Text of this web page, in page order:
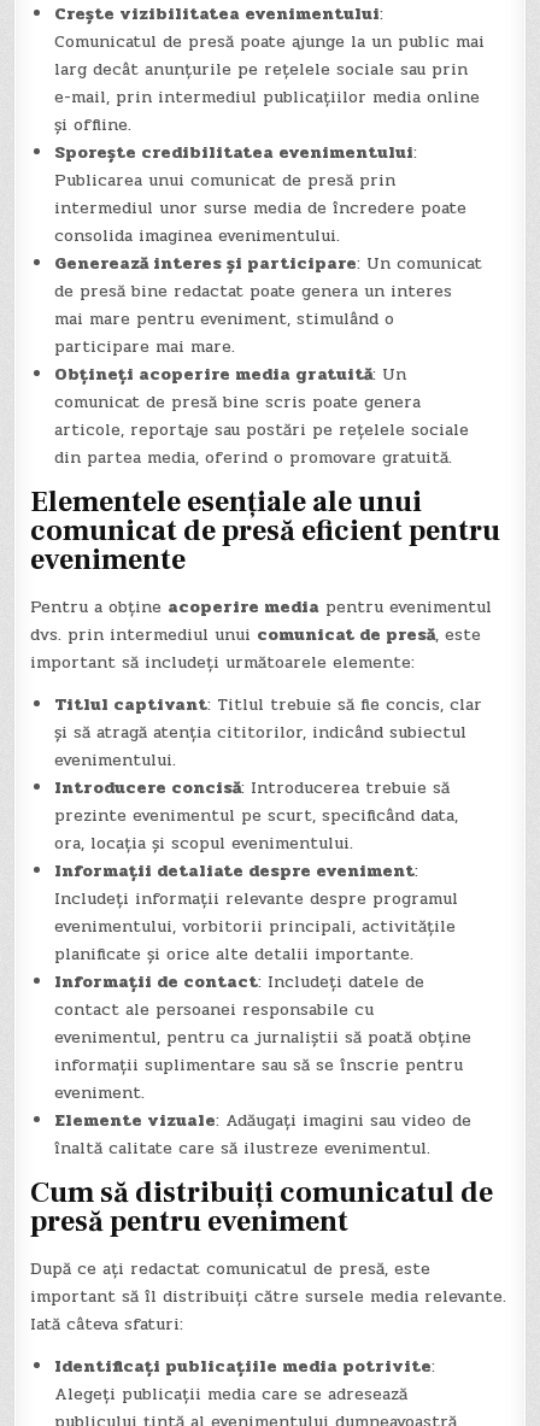
Crește vizibilitatea evenimentului:
Comunicatul de presă poate ajunge la un public mai
larg decât anunțurile pe rețelele sociale sau prin
e-mail, prin intermediul publicațiilor media online
și offline.
Sporește credibilitatea evenimentului:
Publicarea unui comunicat de presă prin
intermediul unor surse media de încredere poate
consolida imaginea evenimentului.
Generează interes și participare: Un comunicat
de presă bine redactat poate genera un interes
mai mare pentru eveniment, stimulând o
participare mai mare.
Obțineți acoperire media gratuită: Un
comunicat de presă bine scris poate genera
articole, reportaje sau postări pe rețelele sociale
din partea media, oferind o promovare gratuită.
Elementele esențiale ale unui
comunicat de presă eficient pentru
evenimente
Pentru a obține acoperire media pentru evenimentul
dvs. prin intermediul unui comunicat de presă, este
important să includeți următoarele elemente:
Titlul captivant: Titlul trebuie să fie concis, clar
și să atragă atenția cititorilor, indicând subiectul
evenimentului.
Introducere concisă: Introducerea trebuie să
prezinte evenimentul pe scurt, specificând data,
ora, locația și scopul evenimentului.
Informații detaliate despre eveniment:
Includeți informații relevante despre programul
evenimentului, vorbitorii principali, activitățile
planificate și orice alte detalii importante.
Informații de contact: Includeți datele de
contact ale persoanei responsabile cu
evenimentul, pentru ca jurnaliștii să poată obține
informații suplimentare sau să se înscrie pentru
eveniment.
Elemente vizuale: Adăugați imagini sau video de
înaltă calitate care să ilustreze evenimentul.
Cum să distribuiți comunicatul de
presă pentru eveniment
După ce ați redactat comunicatul de presă, este
important să îl distribuiți către sursele media relevante.
Iată câteva sfaturi:
Identificați publicațiile media potrivite:
Alegeți publicații media care se adresează